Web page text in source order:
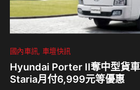
國內車訊 車壇快訊
Hyundai Porter II奪中型貨
Staria月付6,999元等優惠